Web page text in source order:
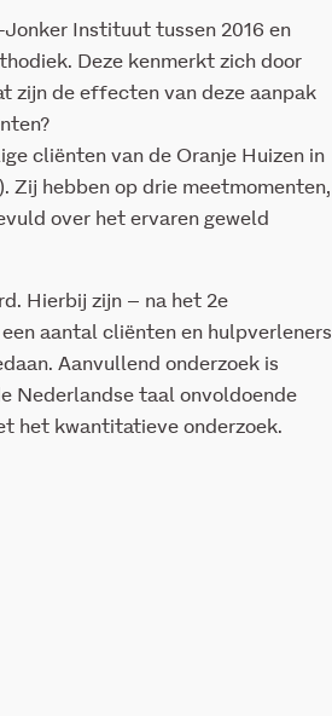
Instituut tussen 2016 en
Deze kenmerkt zich door
zijn de effecten van deze aanpak
cliënten van de Oranje Huizen in
Zij hebben op drie meetmomenten,
over het ervaren geweld
Hierbij zijn – na het 2e
aantal cliënten en hulpverleners
Aanvullend onderzoek is
Nederlandse taal onvoldoende
het kwantitatieve onderzoek.